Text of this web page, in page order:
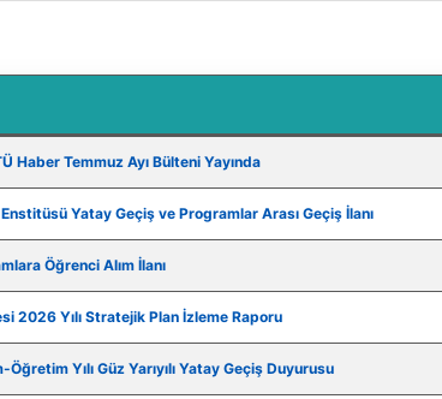
Haber Temmuz Ayı Bülteni Yayında
Yatay Geçiş ve Programlar Arası Geçiş İlanı
Öğrenci Alım İlanı
2026 Yılı Stratejik Plan İzleme Raporu
Yılı Güz Yarıyılı Yatay Geçiş Duyurusu